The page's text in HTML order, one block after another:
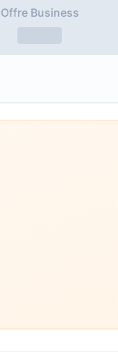
Offre Business